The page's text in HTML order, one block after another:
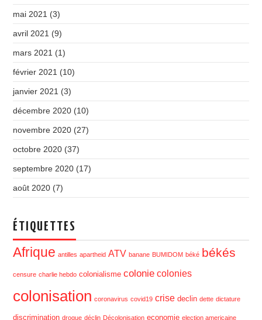
mai 2021 (3)
avril 2021 (9)
mars 2021 (1)
février 2021 (10)
janvier 2021 (3)
décembre 2020 (10)
novembre 2020 (27)
octobre 2020 (37)
septembre 2020 (17)
août 2020 (7)
ÉTIQUETTES
Afrique antilles apartheid ATV banane BUMIDOM béké békés
censure charlie hebdo colonialisme colonie colonies
colonisation coronavirus covid19 crise declin dette dictature
discrimination drogue déclin Décolonisation economie election americaine